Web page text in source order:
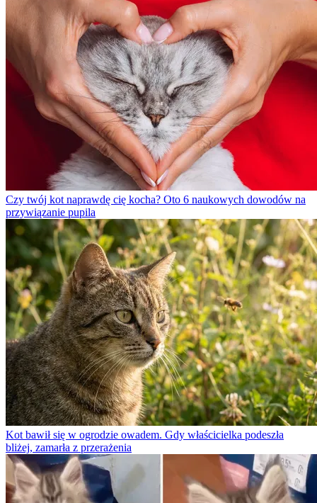
Czy twój kot naprawdę cię kocha? Oto 6 naukowych dowodów na
przywiązanie pupila
Kot bawił się w ogrodzie owadem. Gdy właścicielka podeszła
bliżej, zamarła z przerażenia